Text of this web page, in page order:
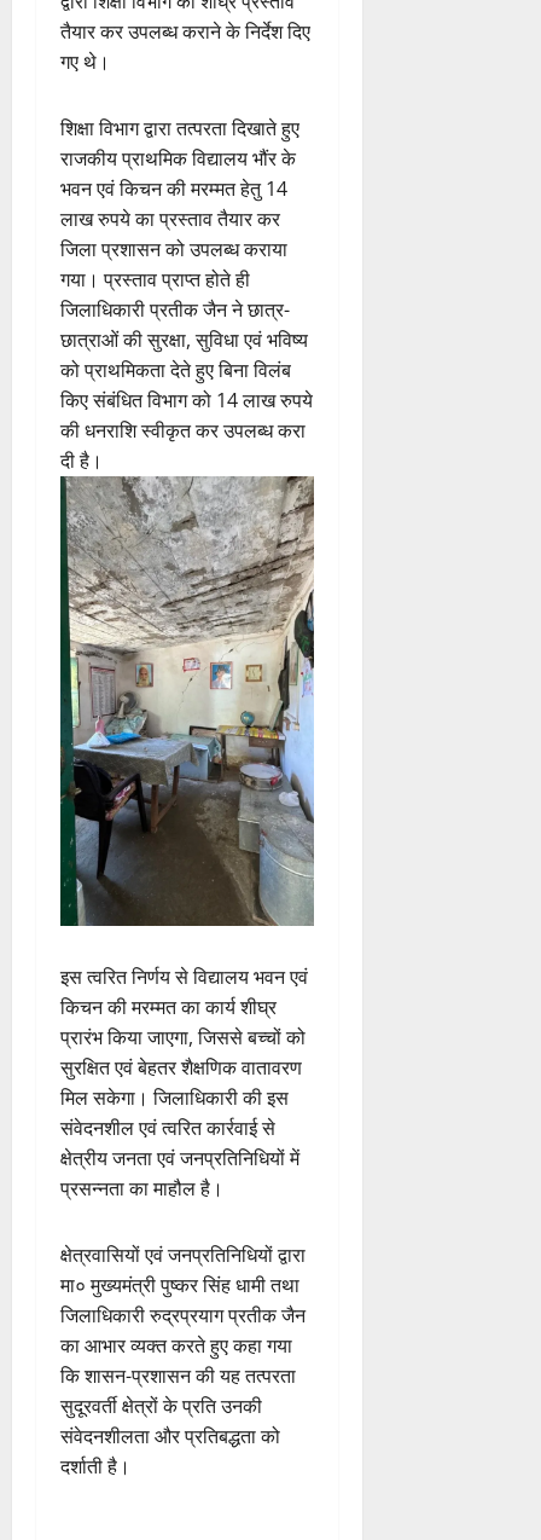
तैयार कर उपलब्ध कराने के निर्देश दिए
गए थे।
शिक्षा विभाग द्वारा तत्परता दिखाते हुए
राजकीय प्राथमिक विद्यालय भौंर के
भवन एवं किचन की मरम्मत हेतु 14
लाख रुपये का प्रस्ताव तैयार कर
जिला प्रशासन को उपलब्ध कराया
गया। प्रस्ताव प्राप्त होते ही
जिलाधिकारी प्रतीक जैन ने छात्र-
छात्राओं की सुरक्षा, सुविधा एवं भविष्य
को प्राथमिकता देते हुए बिना विलंब
किए संबंधित विभाग को 14 लाख रुपये
की धनराशि स्वीकृत कर उपलब्ध करा
दी है।
इस त्वरित निर्णय से विद्यालय भवन एवं
किचन की मरम्मत का कार्य शीघ्र
प्रारंभ किया जाएगा, जिससे बच्चों को
सुरक्षित एवं बेहतर शैक्षणिक वातावरण
मिल सकेगा। जिलाधिकारी की इस
संवेदनशील एवं त्वरित कार्रवाई से
क्षेत्रीय जनता एवं जनप्रतिनिधियों में
प्रसन्नता का माहौल है।
क्षेत्रवासियों एवं जनप्रतिनिधियों द्वारा
मा० मुख्यमंत्री पुष्कर सिंह धामी तथा
जिलाधिकारी रुद्रप्रयाग प्रतीक जैन
का आभार व्यक्त करते हुए कहा गया
कि शासन-प्रशासन की यह तत्परता
सुदूरवर्ती क्षेत्रों के प्रति उनकी
संवेदनशीलता और प्रतिबद्धता को
दर्शाती है।